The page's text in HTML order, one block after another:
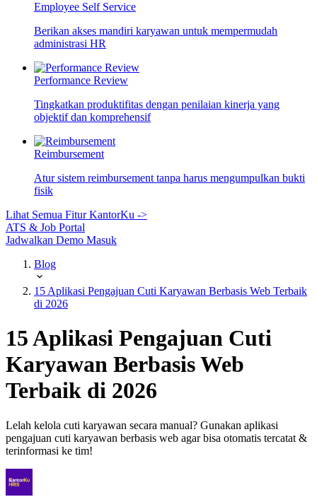
Employee Self Service
Berikan akses mandiri karyawan untuk mempermudah
administrasi HR
Performance Review
Tingkatkan produktifitas dengan penilaian kinerja yang
objektif dan komprehensif
Reimbursement
Atur sistem reimbursement tanpa harus mengumpulkan bukti
fisik
Lihat Semua Fitur KantorKu ->
ATS & Job Portal
Jadwalkan Demo Masuk
Blog
15 Aplikasi Pengajuan Cuti Karyawan Berbasis Web Terbaik
di 2026
15 Aplikasi Pengajuan Cuti
Karyawan Berbasis Web
Terbaik di 2026
Lelah kelola cuti karyawan secara manual? Gunakan aplikasi
pengajuan cuti karyawan berbasis web agar bisa otomatis tercatat &
terinformasi ke tim!